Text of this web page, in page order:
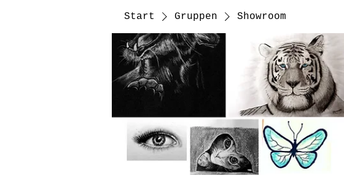
Start Gruppen Showroom